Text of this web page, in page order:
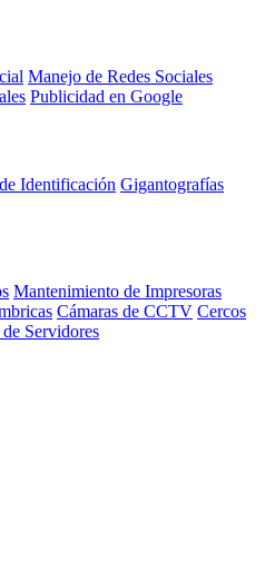
Manejo de Redes Sociales
Publicidad en Google
Identificación Gigantografías
Mantenimiento de Impresoras
Cámaras de CCTV Cercos
Servidores